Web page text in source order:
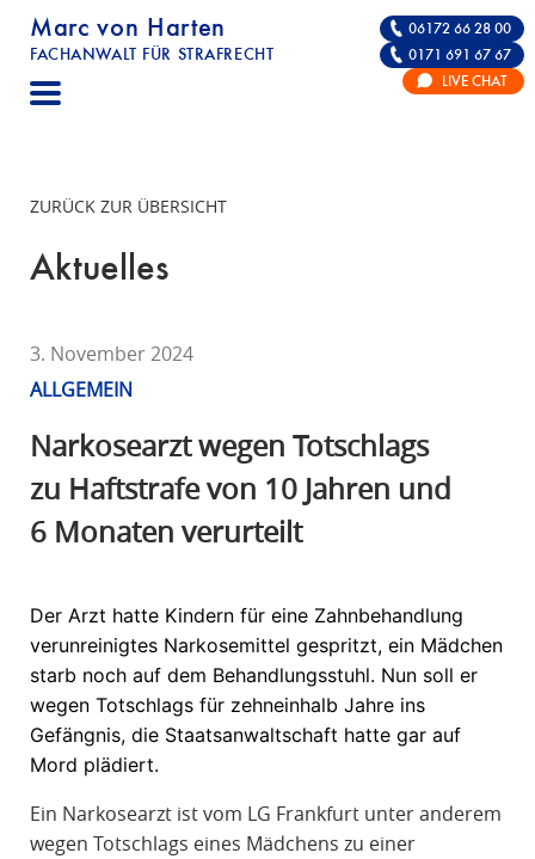
Marc von Harten
FACHANWALT FÜR STRAFRECHT
STRAFRECHT | RECHTSANWALT FÜR DIE
06172 66 28 00
0171 691 67 67
LIVE CHAT
ZURÜCK ZUR ÜBERSICHT
Aktuelles
3. November 2024
ALLGEMEIN
Narkosearzt wegen Totschlags
zu Haftstrafe von 10 Jahren und
6 Monaten verurteilt
Der Arzt hatte Kindern für eine Zahnbehandlung
verunreinigtes Narkosemittel gespritzt, ein Mädchen
starb noch auf dem Behandlungsstuhl. Nun soll er
wegen Totschlags für zehneinhalb Jahre ins
Gefängnis, die Staatsanwaltschaft hatte gar auf
Mord plädiert.
Ein Narkosearzt ist vom LG Frankfurt unter anderem
wegen Totschlags eines Mädchens zu einer